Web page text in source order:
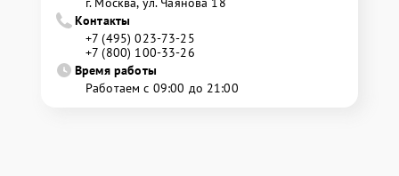
Контакты
+7 (495) 023-73-25
+7 (800) 100-33-26
Время работы
Работаем с 09:00 до 21:00